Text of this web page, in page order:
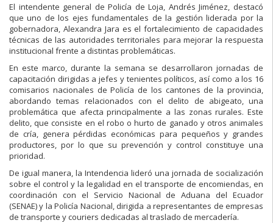
El intendente general de Policía de Loja, Andrés Jiménez, destacó
que uno de los ejes fundamentales de la gestión liderada por la
gobernadora, Alexandra Jara es el fortalecimiento de capacidades
técnicas de las autoridades territoriales para mejorar la respuesta
institucional frente a distintas problemáticas.
En este marco, durante la semana se desarrollaron jornadas de
capacitación dirigidas a jefes y tenientes políticos, así como a los 16
comisarios nacionales de Policía de los cantones de la provincia,
abordando temas relacionados con el delito de abigeato, una
problemática que afecta principalmente a las zonas rurales. Este
delito, que consiste en el robo o hurto de ganado y otros animales
de cría, genera pérdidas económicas para pequeños y grandes
productores, por lo que su prevención y control constituye una
prioridad.
De igual manera, la Intendencia lideró una jornada de socialización
sobre el control y la legalidad en el transporte de encomiendas, en
coordinación con el Servicio Nacional de Aduana del Ecuador
(SENAE) y la Policía Nacional, dirigida a representantes de empresas
de transporte y couriers dedicadas al traslado de mercadería.